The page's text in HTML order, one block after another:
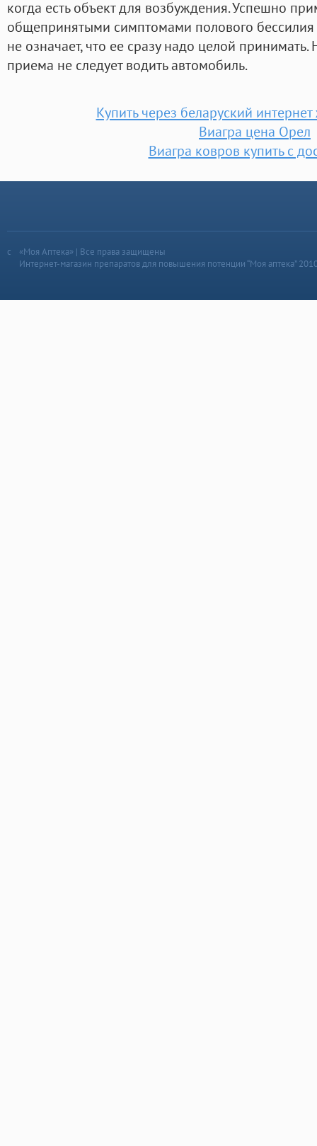
когда есть объект для возбуждения. Успешно
общепринятыми симптомами полового бессилия
не означает, что ее сразу надо целой
приема не следует водить автомобиль.
Купить через беларуский
Виагра цена Орел
Виагра ковров купить с
«Моя Аптека» | Все права защищены
Интернет-магазин препаратов для повышения потенции “Моя аптека”